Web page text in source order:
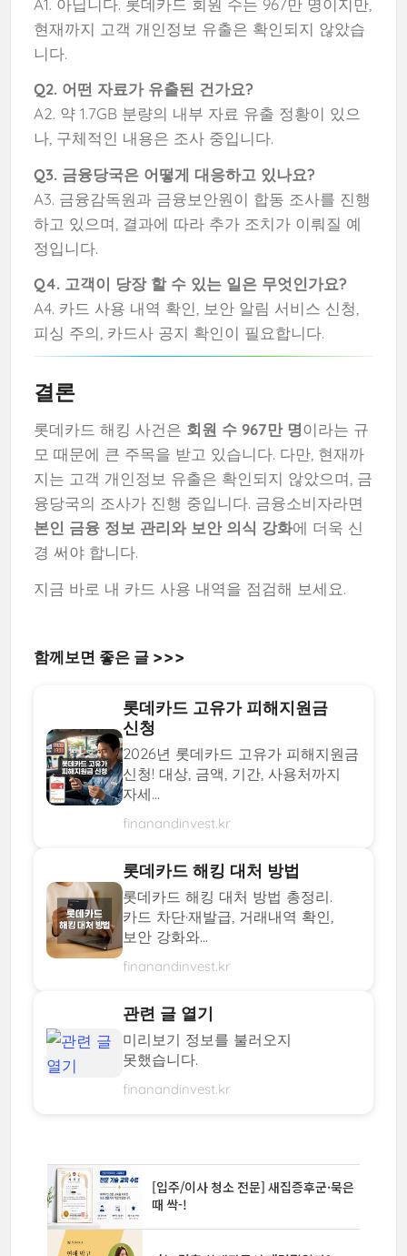
A1. 아닙니다. 롯데카드 회원 수는 967만 명이지만,
현재까지 고객 개인정보 유출은 확인되지 않았습
니다.
Q2. 어떤 자료가 유출된 건가요?
A2. 약 1.7GB 분량의 내부 자료 유출 정황이 있으
나, 구체적인 내용은 조사 중입니다.
Q3. 금융당국은 어떻게 대응하고 있나요?
A3. 금융감독원과 금융보안원이 합동 조사를 진행
하고 있으며, 결과에 따라 추가 조치가 이뤄질 예
정입니다.
Q4. 고객이 당장 할 수 있는 일은 무엇인가요?
A4. 카드 사용 내역 확인, 보안 알림 서비스 신청,
피싱 주의, 카드사 공지 확인이 필요합니다.
결론
롯데카드 해킹 사건은 회원 수 967만 명이라는 규
모 때문에 큰 주목을 받고 있습니다. 다만, 현재까
지는 고객 개인정보 유출은 확인되지 않았으며, 금
융당국의 조사가 진행 중입니다. 금융소비자라면
본인 금융 정보 관리와 보안 의식 강화에 더욱 신
경 써야 합니다.
지금 바로 내 카드 사용 내역을 점검해 보세요.
함께보면 좋은 글 >>>
롯데카드 고유가 피해지원금
신청
2026년 롯데카드 고유가 피해지원금
신청! 대상, 금액, 기간, 사용처까지
자세...
finanandinvest.kr
롯데카드 해킹 대처 방법
롯데카드 해킹 대처 방법 총정리.
카드 차단·재발급, 거래내역 확인,
보안 강화와...
finanandinvest.kr
관련 글 열기
미리보기 정보를 불러오지
못했습니다.
finanandinvest.kr